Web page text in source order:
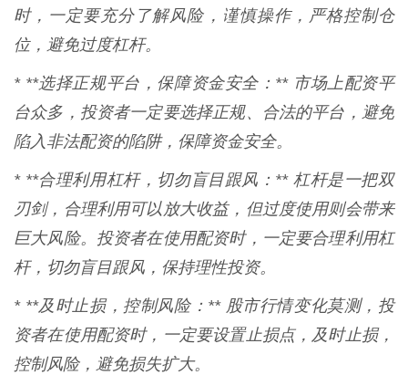
时，一定要充分了解风险，谨慎操作，严格控制仓
位，避免过度杠杆。
* **选择正规平台，保障资金安全：** 市场上配资平
台众多，投资者一定要选择正规、合法的平台，避免
陷入非法配资的陷阱，保障资金安全。
* **合理利用杠杆，切勿盲目跟风：** 杠杆是一把双
刃剑，合理利用可以放大收益，但过度使用则会带来
巨大风险。投资者在使用配资时，一定要合理利用杠
杆，切勿盲目跟风，保持理性投资。
* **及时止损，控制风险：** 股市行情变化莫测，投
资者在使用配资时，一定要设置止损点，及时止损，
控制风险，避免损失扩大。